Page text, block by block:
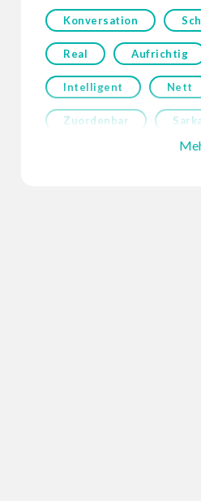
Konversation
Real Aufrichtig
Intelligent Nett
Zuordenbar